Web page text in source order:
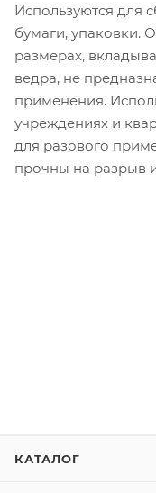
Используются для
бумаги, упаковки.
размерах,
ведра, не
применения.
учреждениях и
для разового
прочны на разрыв
КАТАЛОГ